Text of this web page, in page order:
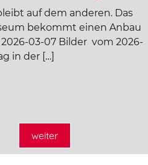
auf dem anderen. Das
bekommt einen Anbau
03-07 Bilder vom 2026-
in der […]
weiter